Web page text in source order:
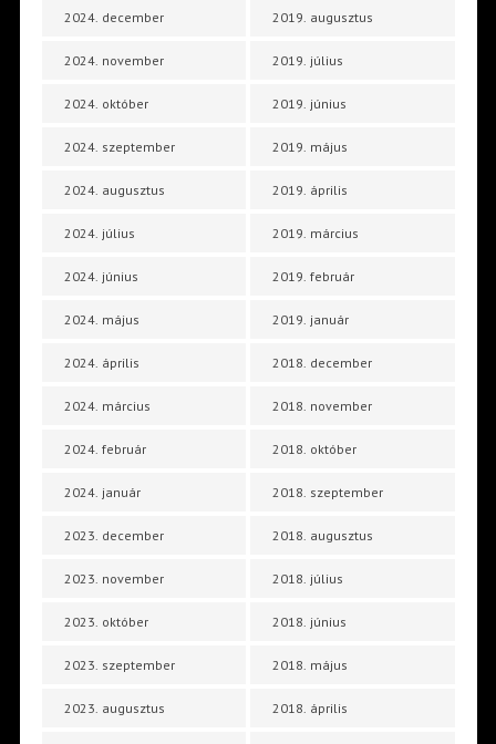
2024. december
2024. november
2024. október
2024. szeptember
2024. augusztus
2024. július
2024. június
2024. május
2024. április
2024. március
2024. február
2024. január
2023. december
2023. november
2023. október
2023. szeptember
2023. augusztus
2019. augusztus
2019. július
2019. június
2019. május
2019. április
2019. március
2019. február
2019. január
2018. december
2018. november
2018. október
2018. szeptember
2018. augusztus
2018. július
2018. június
2018. május
2018. április